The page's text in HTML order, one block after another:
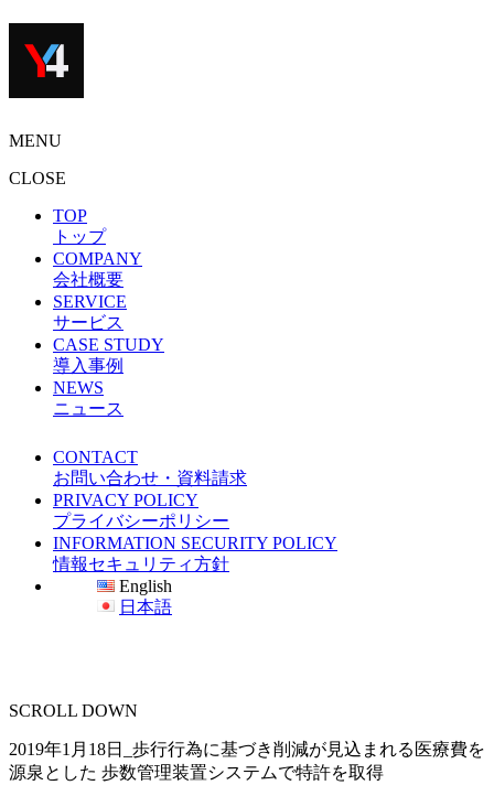
MENU
CLOSE
TOP
トップ
COMPANY
会社概要
SERVICE
サービス
CASE STUDY
導入事例
NEWS
ニュース
CONTACT
お問い合わせ・資料請求
PRIVACY POLICY
プライバシーポリシー
INFORMATION SECURITY POLICY
情報セキュリティ方針
English
日本語
SCROLL DOWN
2019年1月18日_歩行行為に基づき削減が見込まれる医療費を
源泉とした 歩数管理装置システムで特許を取得